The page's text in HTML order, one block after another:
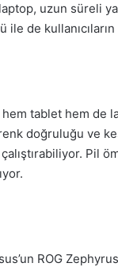
uzun süreli
de
tablet hem de
doğruluğu ve
Pil
ROG